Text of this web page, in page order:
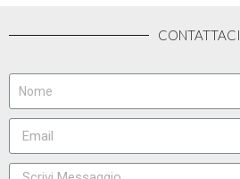
CONTATTACI